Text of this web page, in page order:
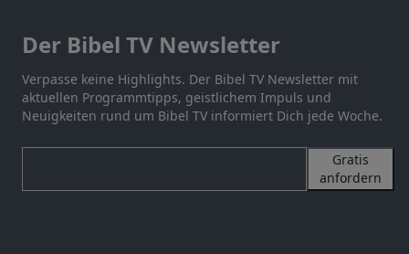
Der Bibel TV Newsletter
Verpasse keine Highlights. Der Bibel TV Newsletter mit
aktuellen Programmtipps, geistlichem Impuls und
Neuigkeiten rund um Bibel TV informiert Dich jede Woche.
Gratis
anfordern